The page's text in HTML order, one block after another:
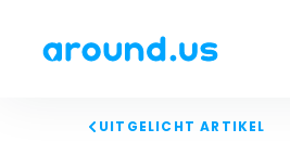
UITGELICHT ARTIKEL